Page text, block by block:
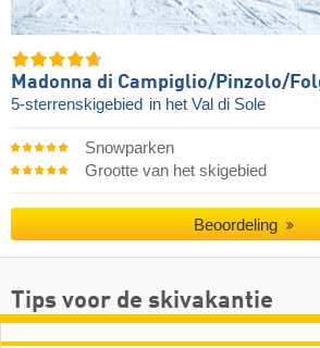
Madonna di Campiglio/​Pinzolo/​
5-sterrenskigebied in het Val di Sole
Snowparken
Grootte van het skigebied
Beoordeling
Tips voor de skivakantie